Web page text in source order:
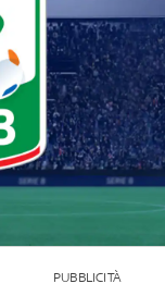
PUBBLICITÀ